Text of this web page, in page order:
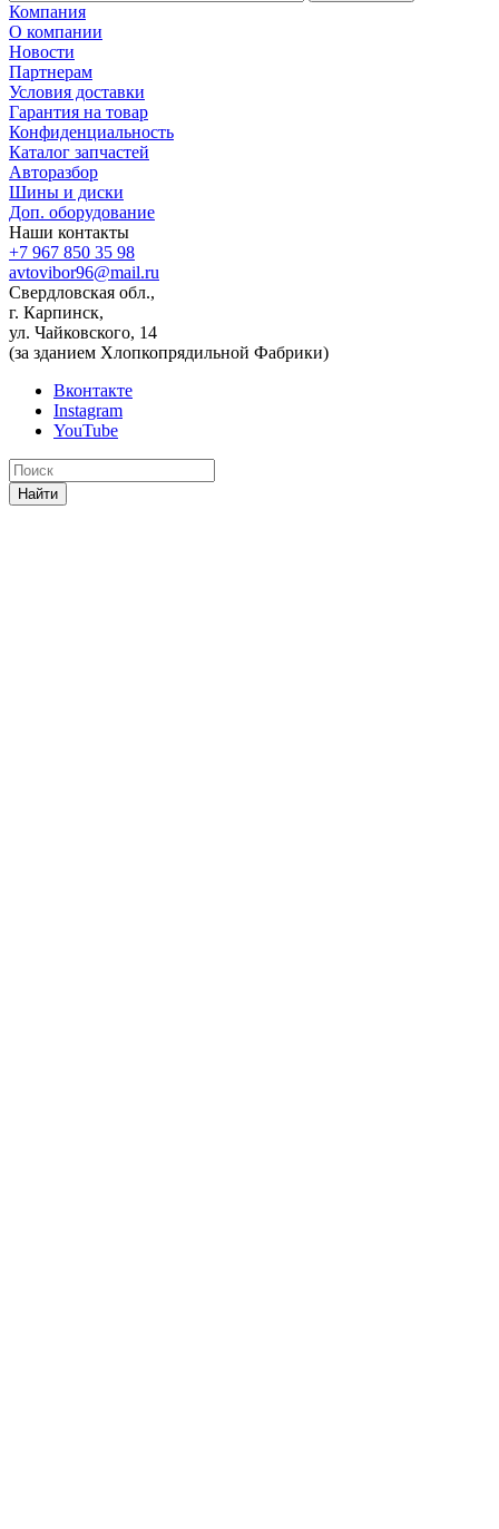
Компания
О компании
Новости
Партнерам
Условия доставки
Гарантия на товар
Конфиденциальность
Каталог запчастей
Авторазбор
Шины и диски
Доп. оборудование
Наши контакты
+7 967 850 35 98
avtovibor96@mail.ru
Свердловская обл.,
г. Карпинск,
ул. Чайковского, 14
(за зданием Хлопкопрядильной Фабрики)
Вконтакте
Instagram
YouTube
Найти